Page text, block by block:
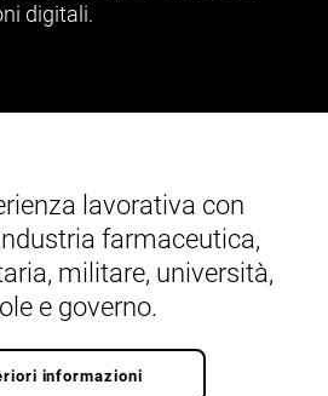
digitali.
lavorativa con
farmaceutica,
militare, università,
e governo.
informazioni